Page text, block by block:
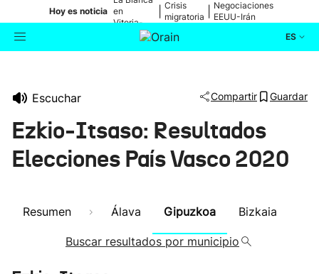
Hoy es noticia en
Vitoria-
Gasteiz
Crisis
migratoria
Negociaciones
EEUU-Irán
ES
Cultura
Escuchar Compartir Guardar
Ezkio-Itsaso: Resultados
Elecciones País Vasco 2020
Resumen Álava Gipuzkoa Bizkaia
Buscar resultados por municipio